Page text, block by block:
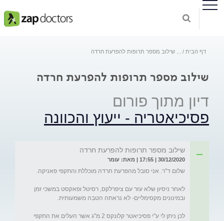
דף הבית שילוב מספר תרופות להפרעת חרדה
שילוב מספר תרופות להפרעת חרדה
דיון מתוך פורום
פסיכיאטריה - ייעוץ והכוונה
שילוב מספר תרופות להפרעת חרדה
30/12/2020 | 17:55 | מאת: עומר
לאחר ניסיון שלא עזר עם ציפרלקס, רסיטל ופאקסט במשכי זמן
לכן ניתן לי ע"י פסיכיאטר קלונקס 2 מ"ג אשר העלים את התקפי